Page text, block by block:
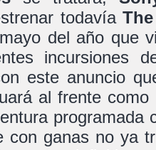
todavía
del año que
incursiones
este anuncio
al frente como
programada
con ganas no ya